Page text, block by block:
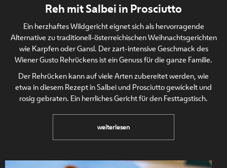
Reh mit Salbei in Prosciutto
Ein herzhaftes Wildgericht eignet sich als hervorragende
Alternative zu traditionell-österreichischen Weihnachtsgerichten
wie Karpfen oder Gansl. Der zart-intensive Geschmack des
Wiener Gusto Rehrückens ist ein Genuss für die ganze Familie.
Der Rehrücken kann auf viele Arten zubereitet werden, wie
etwa in diesem Rezept in Salbei und Prosciutto gewickelt und
rosig gebraten. Ein herrliches Gericht für den Festtagstisch.
Reh
weiterlesen